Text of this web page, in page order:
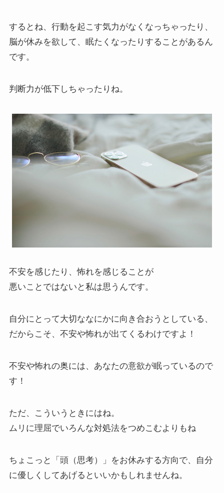
するとね、行動を起こす気力がなくなっちゃったり、
脳が休みを欲して、眠たくなったりすることがあるん
です。
判断力が低下しちゃったりね。
不安を感じたり、怖れを感じることが
悪いことではないと私は思うんです。
自分にとって大切ななにかに向き合おうとしている、
だからこそ、不安や怖れが出てくるわけですよ！
不安や怖れの奥には、あなたの意欲が眠っているので
す！
ただ、こういうときにはね。
ムリに理屈でいろんな対処法をつめこむよりもね
ちょこっと「頭（思考）」をお休みする方向で、自分
に優しくしてあげるといいかもしれませんね。